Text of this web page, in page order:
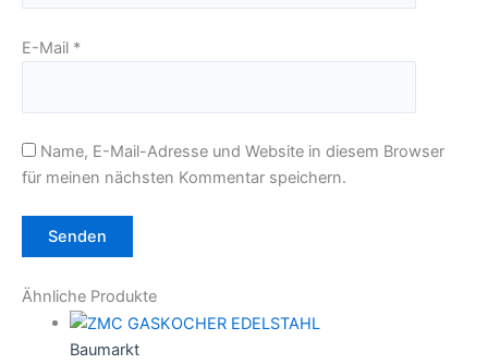
E-Mail *
Name, E-Mail-Adresse und Website in diesem Browser
für meinen nächsten Kommentar speichern.
Ähnliche Produkte
Baumarkt